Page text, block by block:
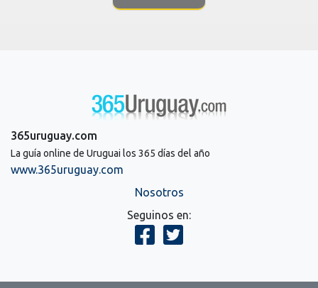
365uruguay.com
La guía online de Uruguai los 365 días del año
www.365uruguay.com
Nosotros
Seguinos en: